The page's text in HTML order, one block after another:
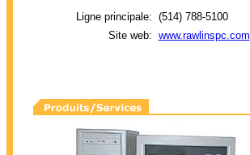
Ligne principale: (514) 788-5100
Site web: www.rawlinspc.com